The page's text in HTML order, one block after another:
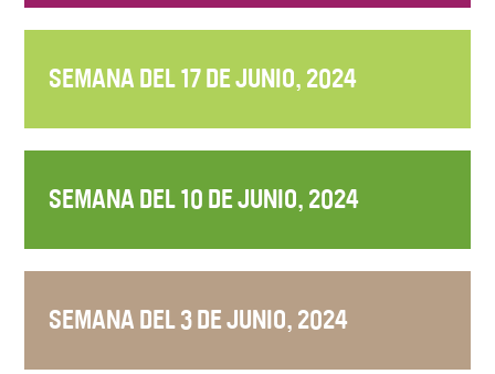
SEMANA DEL 17 DE JUNIO, 2024
SEMANA DEL 10 DE JUNIO, 2024
SEMANA DEL 3 DE JUNIO, 2024